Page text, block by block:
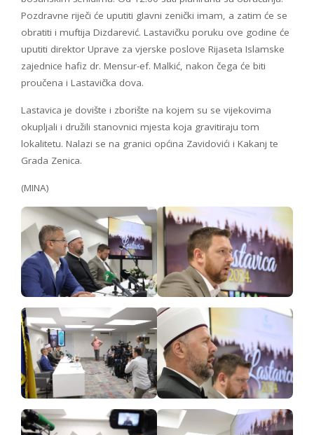
Pozdravne riječi će uputiti glavni zenički imam, a zatim će se
obratiti i muftija Dizdarević. Lastavičku poruku ove godine će
uputiti direktor Uprave za vjerske poslove Rijaseta Islamske
zajednice hafiz dr. Mensur-ef. Malkić, nakon čega će biti
proučena i Lastavička dova.
Lastavica je dovište i zborište na kojem su se vijekovima
okupljali i družili stanovnici mjesta koja gravitiraju tom
lokalitetu. Nalazi se na granici općina Zavidovići i Kakanj te
Grada Zenica.
(MINA)